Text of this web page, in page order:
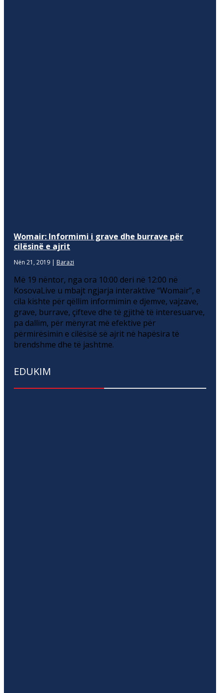
Womair: Informimi i grave dhe burrave për
cilësinë e ajrit
Nën 21, 2019 | Barazi
Më 19 nëntor, nga ora 10:00 deri në 12:00 në
KosovaLive u mbajt ngjarja interaktive “Womair”, e
cila kishte për qëllim informimin e djemve, vajzave,
grave, burrave, çifteve dhe të gjithë të interesuarve,
pa dallim, për mënyrat më efektive për
përmirësimin e cilësisë së ajrit në hapësira të
brendshme dhe të jashtme.
EDUKIM